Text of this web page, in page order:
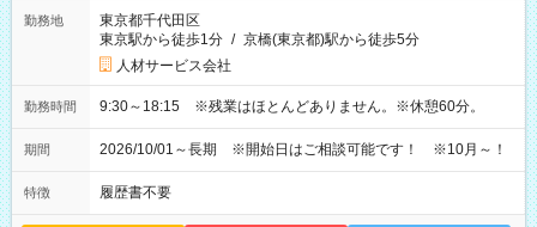
勤務地
東京都千代田区
東京駅から徒歩1分 / 京橋(東京都)駅から徒歩5分
人材サービス会社
勤務時間 9:30～18:15 ※残業はほとんどありません。※休憩60分。
期間 2026/10/01～長期 ※開始日はご相談可能です！ ※10月～！
特徴 履歴書不要